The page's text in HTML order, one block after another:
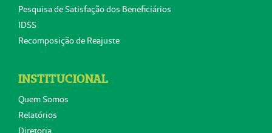
Pesquisa de Satisfação dos Beneficiários
IDSS
Recomposição de Reajuste
INSTITUCIONAL
Quem Somos
Relatórios
Diretoria